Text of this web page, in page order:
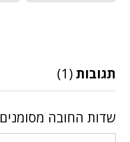
תגובות (1)
שדות החובה מסומנים